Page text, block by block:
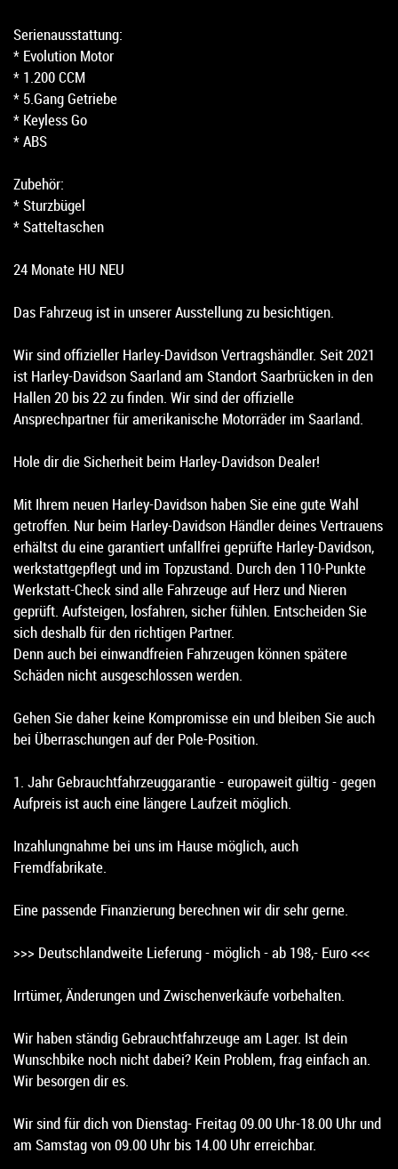
Serienausstattung:
* Evolution Motor
* 1.200 CCM
* 5.Gang Getriebe
* Keyless Go
* ABS
Zubehör:
* Sturzbügel
* Satteltaschen
24 Monate HU NEU
Das Fahrzeug ist in unserer Ausstellung zu besichtigen.
Wir sind offizieller Harley-Davidson Vertragshändler. Seit 2021
ist Harley-Davidson Saarland am Standort Saarbrücken in den
Hallen 20 bis 22 zu finden. Wir sind der offizielle
Ansprechpartner für amerikanische Motorräder im Saarland.
Hole dir die Sicherheit beim Harley-Davidson Dealer!
Mit Ihrem neuen Harley-Davidson haben Sie eine gute Wahl
getroffen. Nur beim Harley-Davidson Händler deines Vertrauens
erhältst du eine garantiert unfallfrei geprüfte Harley-Davidson,
werkstattgepflegt und im Topzustand. Durch den 110-Punkte
Werkstatt-Check sind alle Fahrzeuge auf Herz und Nieren
geprüft. Aufsteigen, losfahren, sicher fühlen. Entscheiden Sie
sich deshalb für den richtigen Partner.
Denn auch bei einwandfreien Fahrzeugen können spätere
Schäden nicht ausgeschlossen werden.
Gehen Sie daher keine Kompromisse ein und bleiben Sie auch
bei Überraschungen auf der Pole-Position.
1. Jahr Gebrauchtfahrzeuggarantie - europaweit gültig - gegen
Aufpreis ist auch eine längere Laufzeit möglich.
Inzahlungnahme bei uns im Hause möglich, auch
Fremdfabrikate.
Eine passende Finanzierung berechnen wir dir sehr gerne.
>>> Deutschlandweite Lieferung - möglich - ab 198,- Euro <<<
Irrtümer, Änderungen und Zwischenverkäufe vorbehalten.
Wir haben ständig Gebrauchtfahrzeuge am Lager. Ist dein
Wunschbike noch nicht dabei? Kein Problem, frag einfach an.
Wir besorgen dir es.
Wir sind für dich von Dienstag- Freitag 09.00 Uhr-18.00 Uhr und
am Samstag von 09.00 Uhr bis 14.00 Uhr erreichbar.